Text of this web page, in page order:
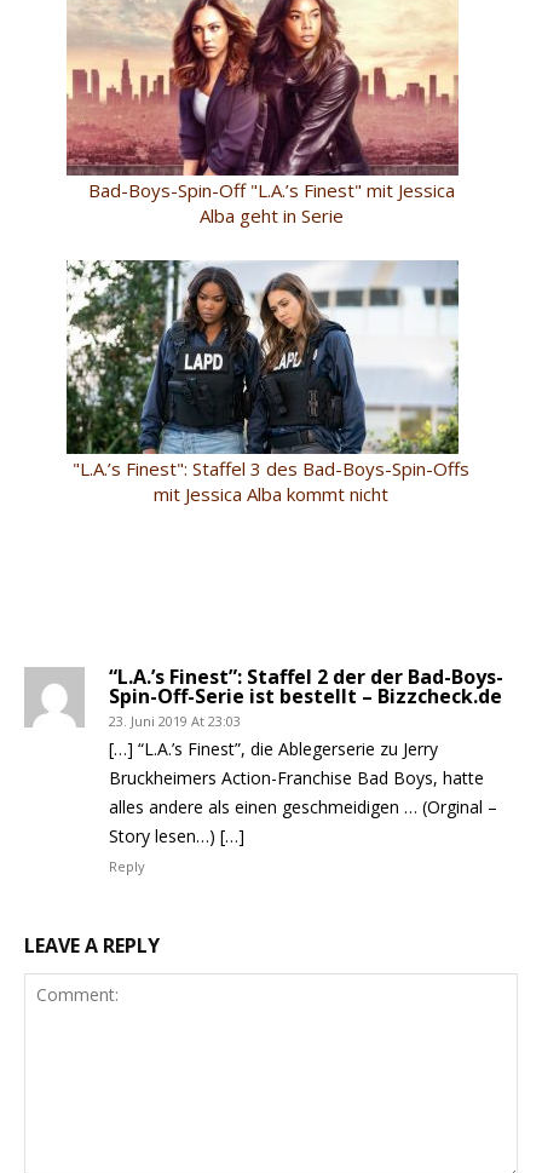
Bad-Boys-Spin-Off "L.A.’s Finest" mit Jessica
Alba geht in Serie
"L.A.’s Finest": Staffel 3 des Bad-Boys-Spin-Offs
mit Jessica Alba kommt nicht
“L.A.’s Finest”: Staffel 2 der der Bad-Boys-
Spin-Off-Serie ist bestellt – Bizzcheck.de
23. Juni 2019 At 23:03
[…] “L.A.’s Finest”, die Ablegerserie zu Jerry
Bruckheimers Action-Franchise Bad Boys, hatte
alles andere als einen geschmeidigen … (Orginal –
Story lesen…) […]
Reply
LEAVE A REPLY